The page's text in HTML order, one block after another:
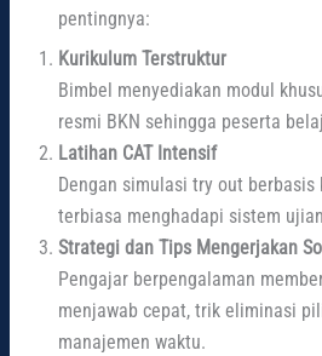
pentingnya:
Kurikulum Terstruktur
Bimbel menyediakan modul
resmi BKN sehingga peserta
Latihan CAT Intensif
Dengan simulasi try out berbasis
terbiasa menghadapi sistem
Strategi dan Tips Mengerjakan
Pengajar berpengalaman
menjawab cepat, trik eliminasi
manajemen waktu.